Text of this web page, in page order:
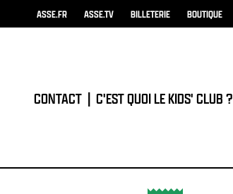
ASSE.FR ASSE.TV BILLETERIE BOUTIQUE
CONTACT | C'EST QUOI LE KIDS' CLUB ?